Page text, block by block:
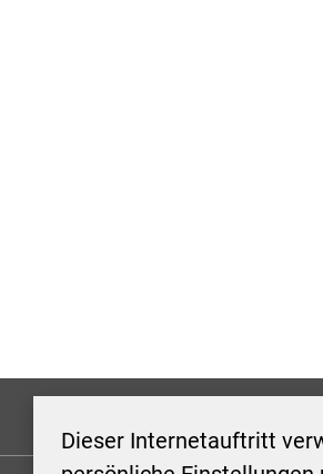
Dieser Internetauftritt